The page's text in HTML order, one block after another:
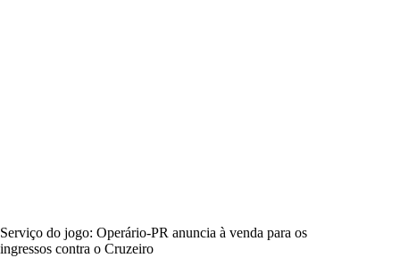
Serviço do jogo: Operário-PR anuncia à venda para os
ingressos contra o Cruzeiro